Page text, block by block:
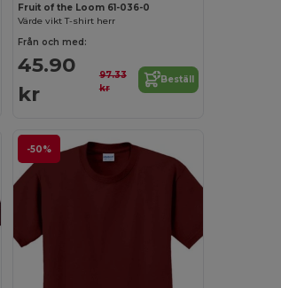
Fruit of the Loom 61-036-0
Värde vikt T-shirt herr
Från och med:
45.90
kr
97.33
kr
Beställ
-50%